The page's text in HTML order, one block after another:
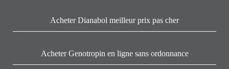
Acheter Dianabol meilleur prix pas cher
Acheter Genotropin en ligne sans ordonnance